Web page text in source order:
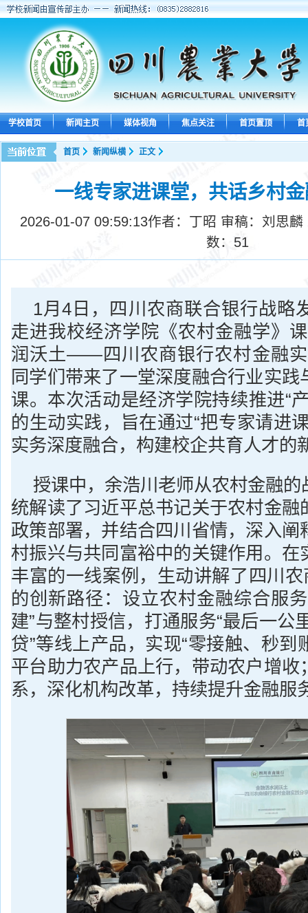
学校首页 新闻主页 媒体视角 焦点关注 首页置顶 首
首页 新闻纵横 正文
一线专家进课堂，共话乡村
2026-01-07 09:59:13作者：丁昭 审稿：刘思
数： 51
1月4日，四川农商联合银行战略
走进我校经济学院《农村金融学》
润沃土——四川农商银行农村金融实
同学们带来了一堂深度融合行业实践
课。本次活动是经济学院持续推进“
的生动实践，旨在通过“把专家请进
实务深度融合，构建校企共育人才的
授课中，余浩川老师从农村金融
统解读了习近平总书记关于农村金融
政策部署，并结合四川省情，深入阐
村振兴与共同富裕中的关键作用。在
丰富的一线案例，生动讲解了四川农
的创新路径：设立农村金融综合服
建”与整村授信，打通服务“最后一公
贷”等线上产品，实现“零接触、秒到
平台助力农产品上行，带动农户增收
系，深化机构改革，持续提升金融服